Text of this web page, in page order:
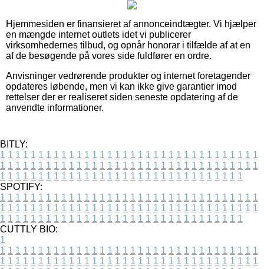
Hjemmesiden er finansieret af annonceindtægter. Vi hjælper
en mængde internet outlets idet vi publicerer
virksomhedernes tilbud, og opnår honorar i tilfælde af at en
af de besøgende på vores side fuldfører en ordre.
Anvisninger vedrørende produkter og internet foretagender
opdateres løbende, men vi kan ikke give garantier imod
rettelser der er realiseret siden seneste opdatering af de
anvendte informationer.
BITLY:
1 1 1 1 1 1 1 1 1 1 1 1 1 1 1 1 1 1 1 1 1 1 1 1 1 1 1 1 1 1 1 1 1 1
1 1 1 1 1 1 1 1 1 1 1 1 1 1 1 1 1 1 1 1 1 1 1 1 1 1 1 1 1 1 1 1 1 1
1 1 1 1 1 1 1 1 1 1 1 1 1 1 1 1 1 1 1 1 1 1 1 1 1 1 1 1 1 1 1 1
SPOTIFY:
1 1 1 1 1 1 1 1 1 1 1 1 1 1 1 1 1 1 1 1 1 1 1 1 1 1 1 1 1 1 1 1 1 1
1 1 1 1 1 1 1 1 1 1 1 1 1 1 1 1 1 1 1 1 1 1 1 1 1 1 1 1 1 1 1 1 1 1
1 1 1 1 1 1 1 1 1 1 1 1 1 1 1 1 1 1 1 1 1 1 1 1 1 1 1 1 1 1 1 1
CUTTLY BIO:
1
1 1 1 1 1 1 1 1 1 1 1 1 1 1 1 1 1 1 1 1 1 1 1 1 1 1 1 1 1 1 1 1 1 1
1 1 1 1 1 1 1 1 1 1 1 1 1 1 1 1 1 1 1 1 1 1 1 1 1 1 1 1 1 1 1 1 1 1